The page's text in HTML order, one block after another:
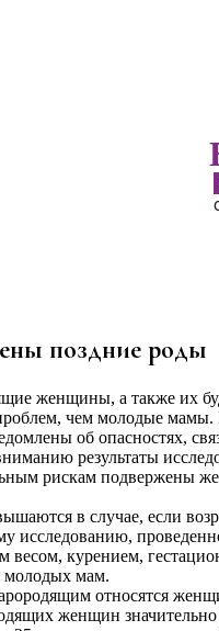
поздние роды
женщины, а также их
чем молодые
об опасностях,
результаты
рискам подвержены
в случае, если
исследованию,
курением,
молодых мам.
относятся
женщин